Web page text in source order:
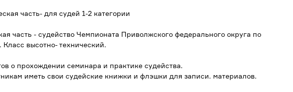
часть- для судей 1-2 категории
часть - судейство Чемпионата Приволжского федерального округа по
высотно- технический.
о прохождении семинара и практике судейства.
иметь свои судейские книжки и флэшки для записи. материалов.